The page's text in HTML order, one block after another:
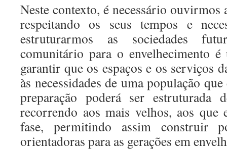
Neste contexto, é necessário ouvirmos
respeitando os seus tempos e
estruturarmos as sociedades
comunitário para o envelhecimento
garantir que os espaços e os serviços
às necessidades de uma população
preparação poderá ser estruturada
recorrendo aos mais velhos, aos que
fase, permitindo assim construir
orientadoras para as gerações em